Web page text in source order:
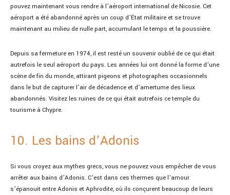
pouvez maintenant vous rendre à l’aéroport international de Nicosie. Cet
aéroport a été abandonné après un coup d’État militaire et se trouve
maintenant au milieu de nulle part, accumulant le temps et la poussière.
Depuis sa fermeture en 1974, il est resté un souvenir oublié de ce qui était
autrefois le seul aéroport du pays. Les années lui ont donné la forme d’une
scène de fin du monde, attirant pigeons et photographes occasionnels
dans le but de capturer l’air de décadence et d’amertume des lieux
abandonnés. Visitez les ruines de ce qui était autrefois ce temple du
tourisme à Chypre.
10. Les bains d’Adonis
Si vous croyez aux mythes grecs, vous ne pouvez vous empêcher de vous
arrêter aux bains d’Adonis. C’est dans ces thermes que l’amour
s’épanouit entre Adonis et Aphrodite, où ils conçurent beaucoup de leurs